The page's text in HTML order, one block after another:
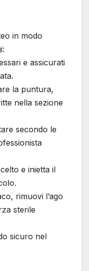
in modo
e assicurati
la puntura,
nella sezione
secondo le
e inietta il
rimuovi l’ago
sterile
sicuro nel